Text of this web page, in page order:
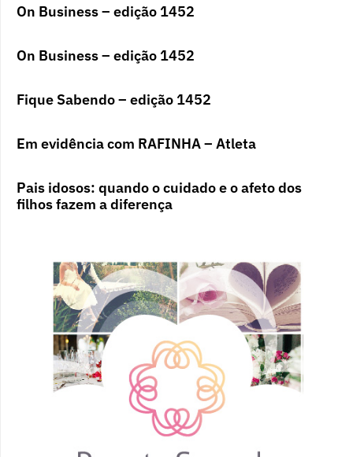
On Business – edição 1452
On Business – edição 1452
Fique Sabendo – edição 1452
Em evidência com RAFINHA – Atleta
Pais idosos: quando o cuidado e o afeto dos
filhos fazem a diferença